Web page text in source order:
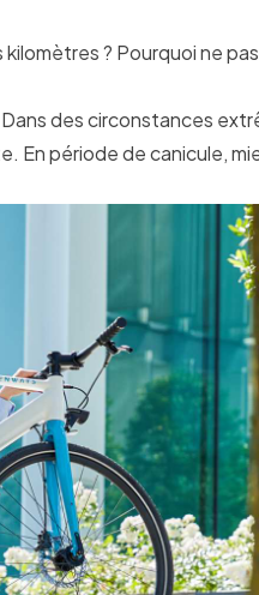
kilomètres ? Pourquoi ne
des circonstances
période de canicule,